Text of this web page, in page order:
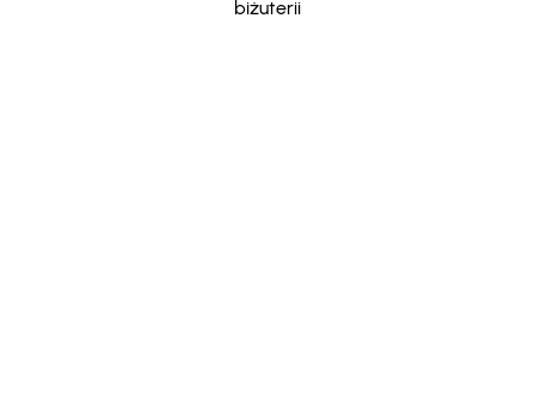
biżuterii